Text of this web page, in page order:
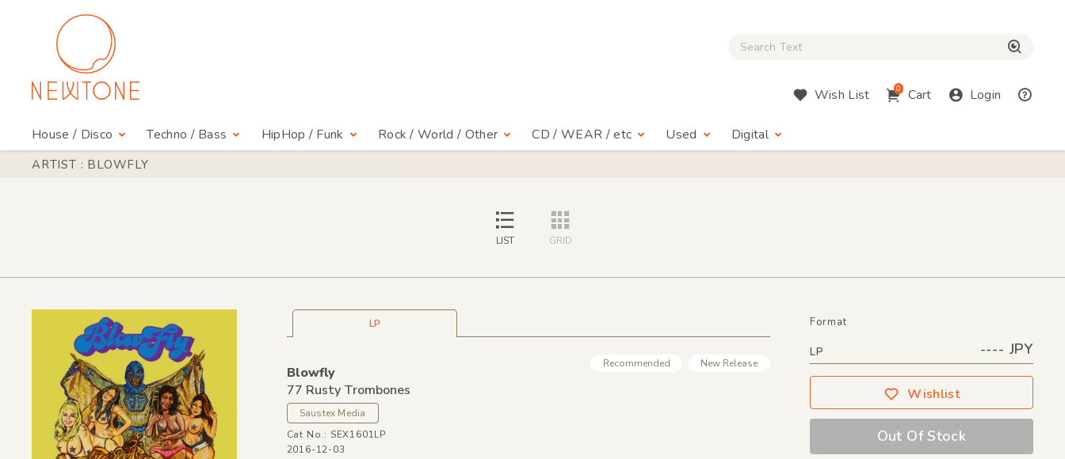
Close Search box
Wish List 0 Cart Login
House / Disco Techno / Bass HipHop / Funk Rock / World / Other CD / WEAR / etc Used Digital
ARTIST : BLOWFLY
LIST GRID
LP
Recommended New Release
Blowfly
77 Rusty Trombones
Saustex Media
Cat No.: SEX1601LP
2016-12-03
Format
LP ---- JPY
Wishlist
Out Of Stock